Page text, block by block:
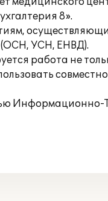
8».
УСН, ЕНВД).
работа не
Информационно-